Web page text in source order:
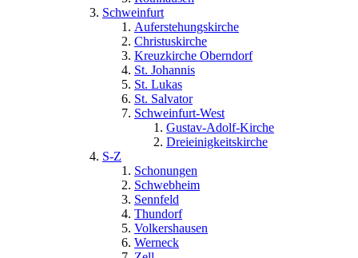
Schweinfurt
Auferstehungskirche
Christuskirche
Kreuzkirche Oberndorf
St. Johannis
St. Lukas
St. Salvator
Schweinfurt-West
Gustav-Adolf-Kirche
Dreieinigkeitskirche
S-Z
Schonungen
Schwebheim
Sennfeld
Thundorf
Volkershausen
Werneck